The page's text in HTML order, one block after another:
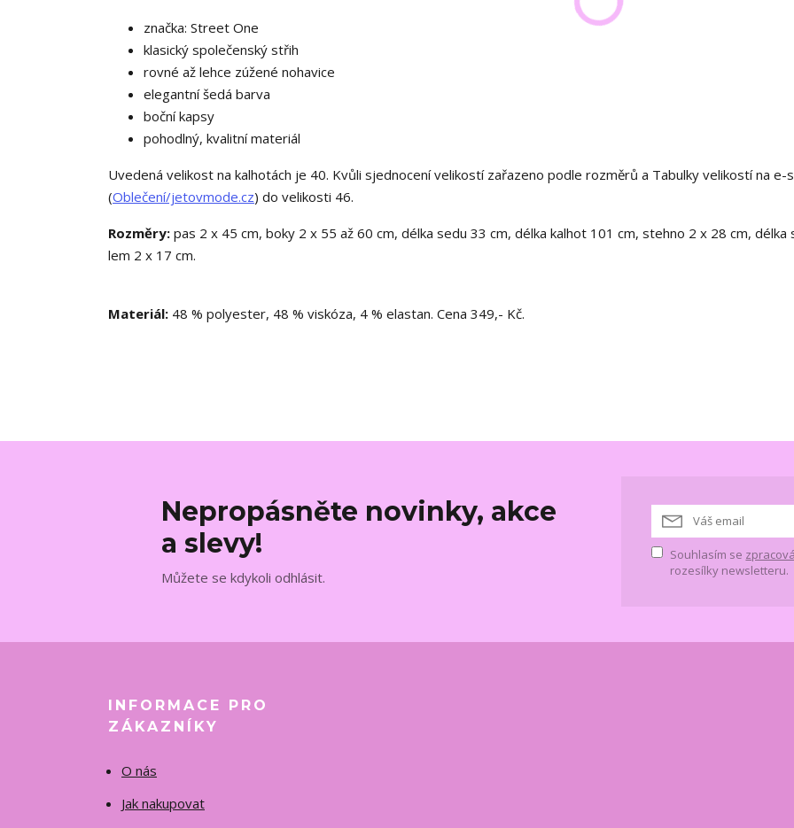
značka: Street One
klasický společenský střih
rovné až lehce zúžené nohavice
elegantní šedá barva
boční kapsy
pohodlný, kvalitní materiál
Uvedená velikost na kalhotách je 40. Kvůli sjednocení velikostí zařazeno podle rozměrů a Tabulky velikostí na e-
(Oblečení/jetovmode.cz) do velikosti 46.
Rozměry: pas 2 x 45 cm, boky 2 x 55 až 60 cm, délka sedu 33 cm, délka kalhot 101 cm, stehno 2 x 28 cm, délka
lem 2 x 17 cm.
Materiál: 48 % polyester, 48 % viskóza, 4 % elastan. Cena 349,- Kč.
Nepropásněte novinky, akce
a slevy!
Můžete se kdykoli odhlásit.
Souhlasím se
rozesílky newsletteru.
INFORMACE PRO
ZÁKAZNÍKY
O nás
Jak nakupovat